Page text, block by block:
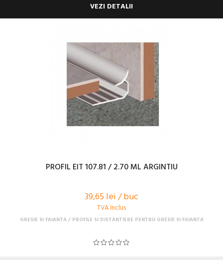
VEZI DETALII
PROFIL EIT 107.81 / 2.70 ML ARGINTIU
39,65 lei / buc
TVA Inclus
GRESIE SI FAIANTA PROFILE SI DISTANTIERE PENTRU GRESIE SI FAIANTA